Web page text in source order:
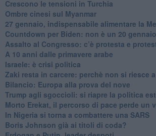
Crescono le tensioni in Turchia
Ombre cinesi sul Myanmar
27 gennaio, indispensabile alimentare la
Countdown per Biden: non è un 20
Assalto al Congresso: c’è protesta e
A 10 anni dalle primavere arabe
Israele: è crisi politica
Zaki resta in carcere: perchè non si riesce
Bilancio: Europa alla prova del nove
Trump agli sgoccioli: si riapre la politica
Morto Erekat, il percorso di pace perde un
In Nigeria si torna a combattere una SARS
Boris Johnson già ai titoli di coda?